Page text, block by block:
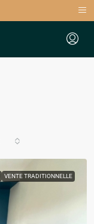
VENTE TRADITIONNELLE